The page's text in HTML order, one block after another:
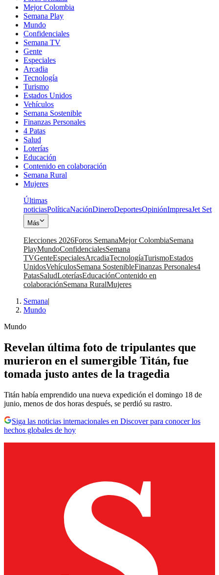
Mejor Colombia
Semana Play
Mundo
Confidenciales
Semana TV
Gente
Especiales
Arcadia
Tecnología
Turismo
Estados Unidos
Vehículos
Semana Sostenible
Finanzas Personales
4 Patas
Salud
Loterías
Educación
Contenido en colaboración
Semana Rural
Mujeres
Últimas
noticiasPolíticaNaciónDineroDeportesOpiniónImpresaJet Set
Más
Elecciones 2026Foros SemanaMejor ColombiaSemana
PlayMundoConfidencialesSemana
TVGenteEspecialesArcadiaTecnologíaTurismoEstados
UnidosVehículosSemana SostenibleFinanzas Personales4
PatasSaludLoteríasEducaciónContenido en
colaboraciónSemana RuralMujeres
Semana|
Mundo
Mundo
Revelan última foto de tripulantes que
murieron en el sumergible Titán, fue
tomada justo antes de la tragedia
Titán había emprendido una nueva expedición el domingo 18 de
junio, menos de dos horas después, se perdió su rastro.
Siga las noticias internacionales en Discover para conocer los
hechos globales de hoy